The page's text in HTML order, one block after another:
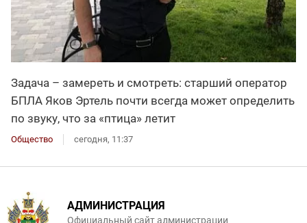
Задача – замереть и смотреть: старший оператор
БПЛА Яков Эртель почти всегда может определить
по звуку, что за «птица» летит
Общество сегодня, 11:37
АДМИНИСТРАЦИЯ
Официальный сайт администрации